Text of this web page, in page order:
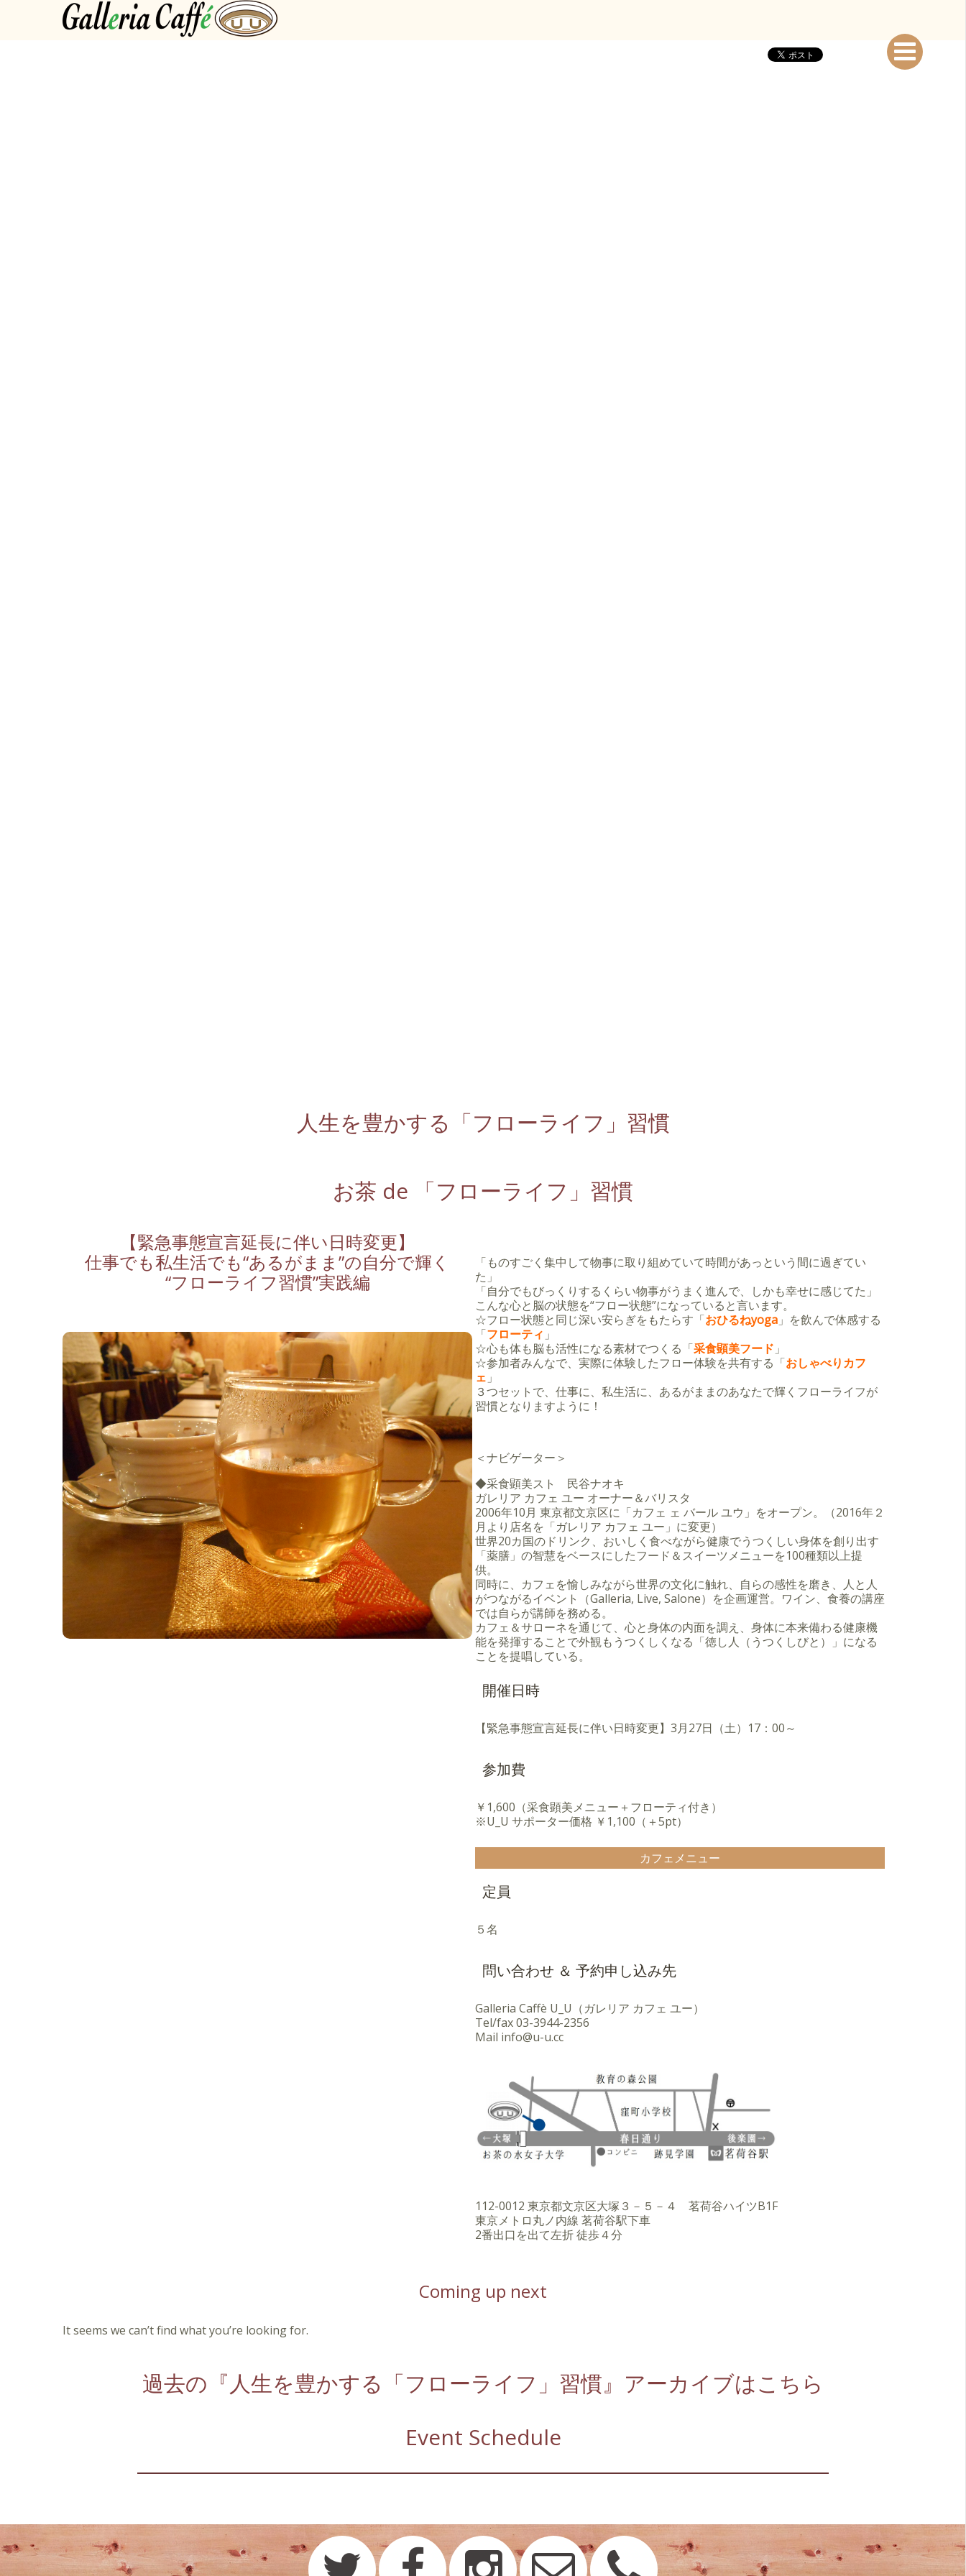
人生を豊かする「フローライフ」習慣
お茶 de 「フローライフ」習慣
【緊急事態宣言延長に伴い日時変更】
仕事でも私生活でも“あるがまま”の自分で輝く
“フローライフ習慣”実践編
「ものすごく集中して物事に取り組めていて時間があっという間に過ぎてい
た」
「自分でもびっくりするくらい物事がうまく進んで、しかも幸せに感じてた」
こんな心と脳の状態を“フロー状態”になっていると言います。
☆フロー状態と同じ深い安らぎをもたらす「おひるねyoga 」を飲んで体感する
「フローティ 」
☆心も体も脳も活性になる素材でつくる「采食顕美フード 」
☆参加者みんなで、実際に体験したフロー体験を共有する「おしゃべりカフ
ェ 」
３つセットで、仕事に、私生活に、あるがままのあなたで輝くフローライフが
習慣となりますように！
＜ナビゲーター＞
◆采食顕美スト 民谷ナオキ
ガレリア カフェ ユー オーナー＆バリスタ
2006年10月 東京都文京区に「カフェ ェ バール ユウ」をオープン。（2016年２
月より店名を「ガレリア カフェ ユー」に変更）
世界20カ国のドリンク、おいしく食べながら健康でうつくしい身体を創り出す
「薬膳」の智慧をベースにしたフード＆スイーツメニューを100種類以上提
供。
同時に、カフェを愉しみながら世界の文化に触れ、自らの感性を磨き、人と人
がつながるイベント（Galleria, Live, Salone）を企画運営。ワイン、食養の講座
では自らが講師を務める。
カフェ＆サローネを通じて、心と身体の内面を調え、身体に本来備わる健康機
能を発揮することで外観もうつくしくなる「徳し人（うつくしびと）」になる
ことを提唱している。
開催日時
【緊急事態宣言延長に伴い日時変更】3月27日（土）17：00～
参加費
￥1,600（采食顕美メニュー＋フローティ付き）
※U_U サポーター価格 ￥1,100（＋5pt）
カフェメニュー
定員
５名
問い合わせ ＆ 予約申し込み先
Galleria Caffè U_U（ガレリア カフェ ユー）
Tel/fax03-3944-2356
Mail info@u-u.cc
112-0012 東京都文京区大塚３－５－４ 茗荷谷ハイツB1F
東京メトロ丸ノ内線 茗荷谷駅下車
2番出口を出て左折 徒歩４分
Coming up next
It seems we can’t find what you’re looking for.
過去の『人生を豊かする「フローライフ」習慣』アーカイブはこちら
Event Schedule